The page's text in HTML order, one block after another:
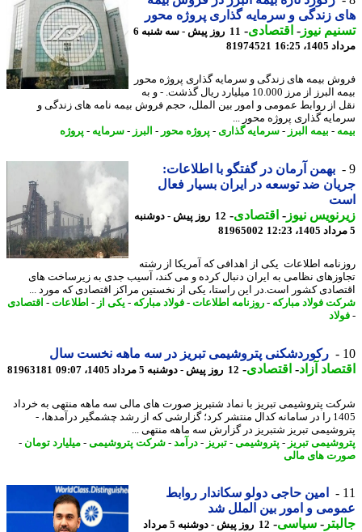
زندگی و سرمایه گذاری پروژه محور
نیوز-اقتصادی-
11 روز پیش - سه شنبه 6
16:25
81974521
بیمه های زندگی و سرمایه گذاری پروژه محور
بیمه البرز از مرز 10.000 میلیارد ریال گذشت. - و به
از روابط عمومی و امور بین الملل، حجم فروش بیمه نامه های زندگی و
گذاری پروژه محور ...
-بیمه البرز -سرمایه گذاری- پروژه محور-البرز -سرمایه -پروژه
بهمن آرمان در گفتگو با اطلاعات:
ضد توسعه در ایران بسیار فعال
نیوز-اقتصادی-
12 روز پیش - دوشنبه
81965002
اطلاعات یکی از اهدافی که آمریکا از رشته
نظامی به ایران دنبال کرده و می کند، آسیب جدی به زیرساخت های
کشور است.در این راستا، یکی از نخستین مراکز اقتصادی که مورد ...
فولاد مبارکه- روزنامه اطلاعات-فولاد مبارکه- یکی از-اطلاعات-اقتصادی
رکوردشکنی پتروشیمی تبریز در سه ماهه نخست سال
آزاد - اقتصادی-12 روز پیش - دوشنبه 5 مرداد 1405، 09:07 81963181
پتروشیمی تبریز با نماد شتبریز صورت های مالی سه ماهه منتهی به خرداد
1405 را در سامانه کدال منتشر کرد؛ گزارشی که از رشد چشمگیر درآمدها، -
تبریز شتبریز در گزارش سه ماهه منتهی ...
تبریز- پتروشیمی-تبریز- درآمد- شرکت پتروشیمی-میلیارد تومان-
های مالی
امین حاجی دولو سکاندار روابط
و امور بین الملل شد
-سیاسی-
12 روز پیش - دوشنبه 5 مرداد